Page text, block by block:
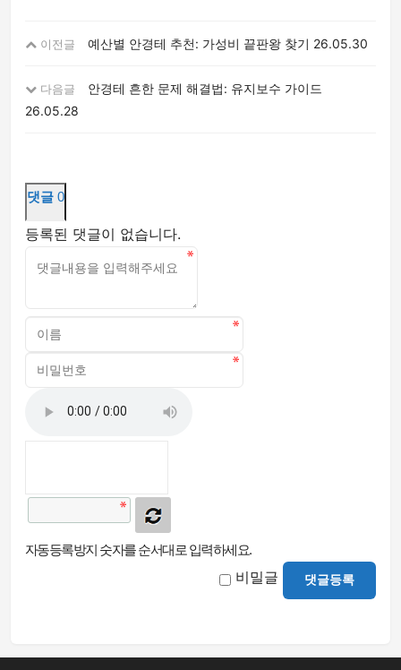
이전글 예산별 안경테 추천: 가성비 끝판왕 찾기 26.05.30
다음글
안경테 흔한 문제 해결법: 유지보수 가이드
26.05.28
댓글 0
등록된 댓글이 없습니다.
자동등록방지 숫자를 순서대로 입력하세요.
비밀글 댓글등록